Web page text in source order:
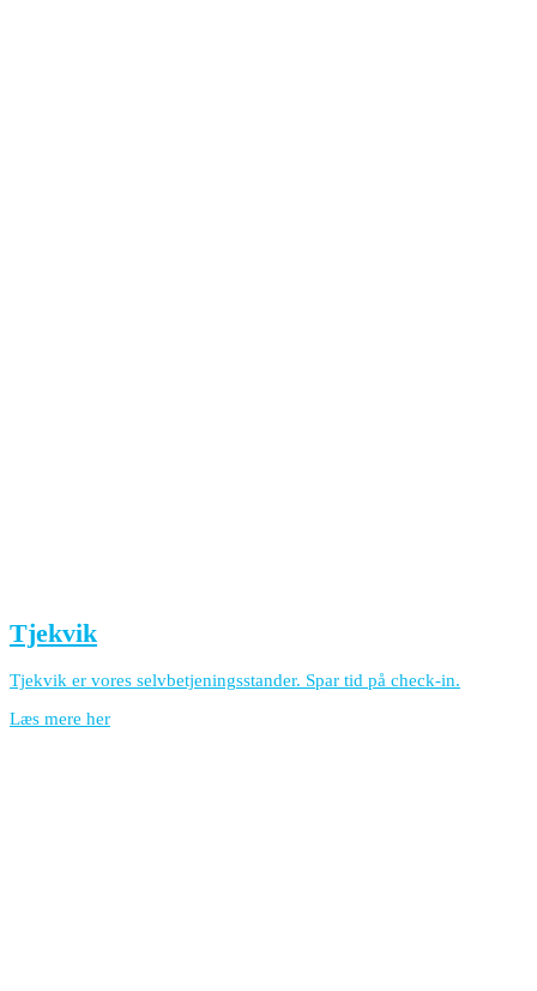
Tjekvik
Tjekvik er vores selvbetjeningsstander. Spar tid på check-in.
Læs mere her